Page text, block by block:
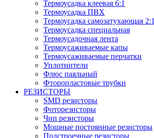
Термоусадка клеевая 6:1
Термоусадка ПВХ
Термоусадка самозатухающая 2:1
Термоусадка специальная
Термоусадочная лента
Термоусаживаемые капы
Термоусаживаемые перчатки
Уплотнители
Флюс паяльный
Фторопластовые трубки
РЕЗИСТОРЫ
SMD резисторы
Фоторезисторы
Чип резисторы
Мощные постоянные резисторы
Подстроечные резисторы